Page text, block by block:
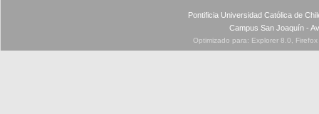
Pontificia Universidad Católica de
Campus San Joaquín -
Optimizado para: Explorer 8.0,